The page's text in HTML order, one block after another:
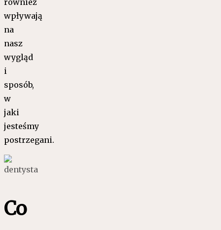
wpływają
na
nasz
wygląd
i
sposób,
w
jaki
jesteśmy
postrzegani.
Co